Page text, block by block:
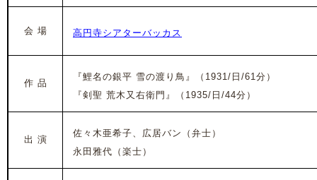
会 場 高円寺シアターバッカス
作 品
『鯉名の銀平 雪の渡り鳥』（1931/日/61分）
『剣聖 荒木又右衛門』（1935/日/44分）
出 演
佐々木亜希子、広居バン
（弁士）
永田雅代（楽士）